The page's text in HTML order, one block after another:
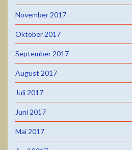
November 2017
Oktober 2017
September 2017
August 2017
Juli 2017
Juni 2017
Mai 2017